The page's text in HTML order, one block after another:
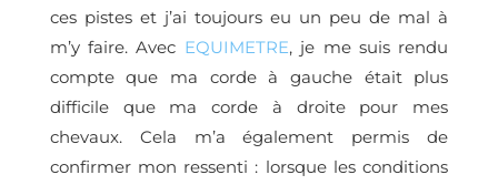
ces pistes et j’ai toujours eu un peu de mal à
m’y faire. Avec EQUIMETRE, je me suis rendu
compte que ma corde à gauche était plus
difficile que ma corde à droite pour mes
chevaux. Cela m’a également permis de
confirmer mon ressenti : lorsque les conditions